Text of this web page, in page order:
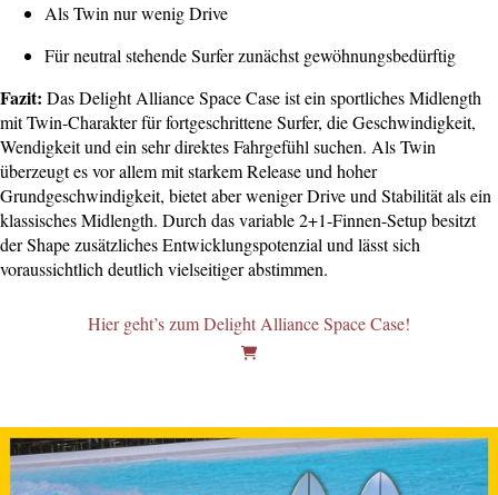
Als Twin nur wenig Drive
Für neutral stehende Surfer zunächst gewöhnungsbedürftig
Fazit: Das Delight Alliance Space Case ist ein sportliches Midlength
mit Twin-Charakter für fortgeschrittene Surfer, die Geschwindigkeit,
Wendigkeit und ein sehr direktes Fahrgefühl suchen. Als Twin
überzeugt es vor allem mit starkem Release und hoher
Grundgeschwindigkeit, bietet aber weniger Drive und Stabilität als ein
klassisches Midlength. Durch das variable 2+1-Finnen-Setup besitzt
der Shape zusätzliches Entwicklungspotenzial und lässt sich
voraussichtlich deutlich vielseitiger abstimmen.
Hier geht’s zum Delight Alliance Space Case!